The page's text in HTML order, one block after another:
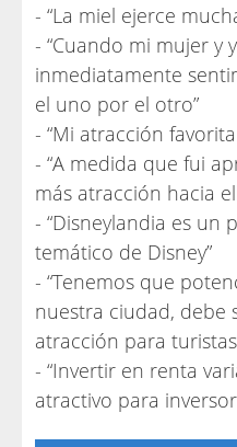
- “La miel ejerce
- “Cuando mi mujer y
inmediatamente
el uno por el otro”
- “Mi atracción
- “A medida que fui
más atracción hacia
- “Disneylandia es un
temático de Disney”
- “Tenemos que
nuestra ciudad, debe
atracción para
- “Invertir en renta
atractivo para